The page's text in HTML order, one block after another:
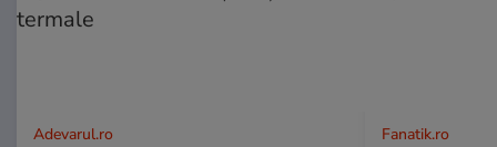
Adevarul.ro Fanatik.ro